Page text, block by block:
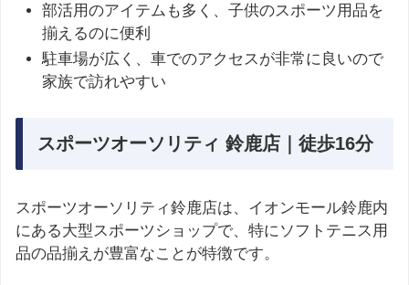
部活用のアイテムも多く、子供のスポーツ用品を
揃えるのに便利
駐車場が広く、車でのアクセスが非常に良いので
家族で訪れやすい
スポーツオーソリティ 鈴鹿店｜徒歩16分
スポーツオーソリティ鈴鹿店は、イオンモール鈴鹿内
にある大型スポーツショップで、特にソフトテニス用
品の品揃えが豊富なことが特徴です。